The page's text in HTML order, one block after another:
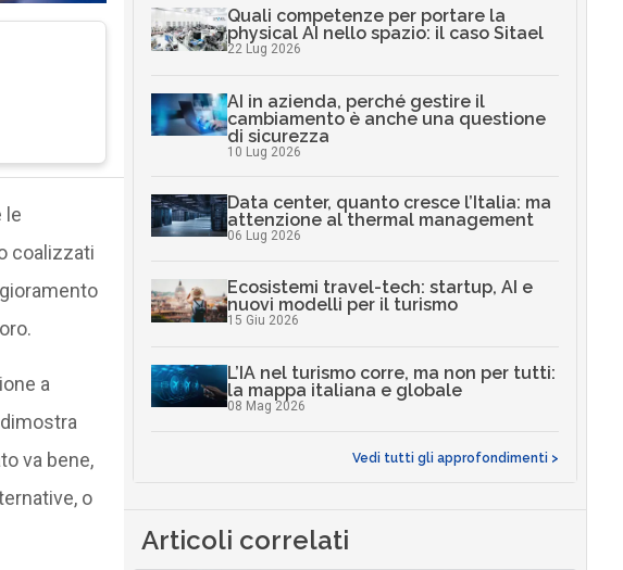
le
coalizzati
a
va bene,
o
Quali competenze per portare la
physical AI nello spazio: il caso Sitael
22 Lug 2026
AI in azienda, perché gestire il
cambiamento è anche una questione
di sicurezza
10 Lug 2026
Data center, quanto cresce l’Italia: ma
attenzione al thermal management
06 Lug 2026
Ecosistemi travel-tech: startup, AI e
nuovi modelli per il turismo
15 Giu 2026
L’IA nel turismo corre, ma non per tutti:
la mappa italiana e globale
08 Mag 2026
Vedi tutti gli approfondimenti >
Articoli correlati